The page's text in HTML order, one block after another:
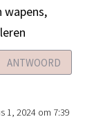
wapens,
ANTWOORD
1, 2024 om 7:39